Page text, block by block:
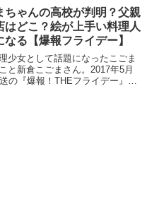
ちゃんの高校が判明？父親
はどこ？絵が上手い料理人
なる【爆報フライデー】
少女として話題になったこごま
と新倉こごまさん。2017年5月
の『爆報！THEフライデー』で